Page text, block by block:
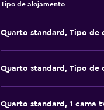
Tipo de alojamento
Quarto standard, Tipo de
Quarto standard, Tipo de
Quarto standard, 1 cama